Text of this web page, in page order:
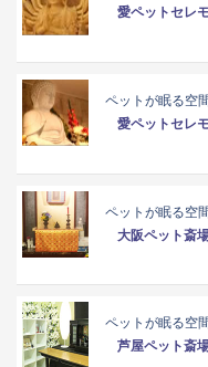
愛ペットセレ
ペットが眠る空
愛ペットセレ
ペットが眠る空
大阪ペット斎
ペットが眠る空
芦屋ペット斎